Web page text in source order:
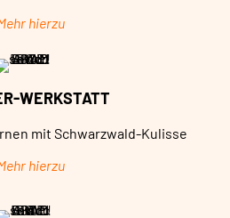
hierzu
WERKSTATT
mit Schwarzwald-Kulisse
hierzu